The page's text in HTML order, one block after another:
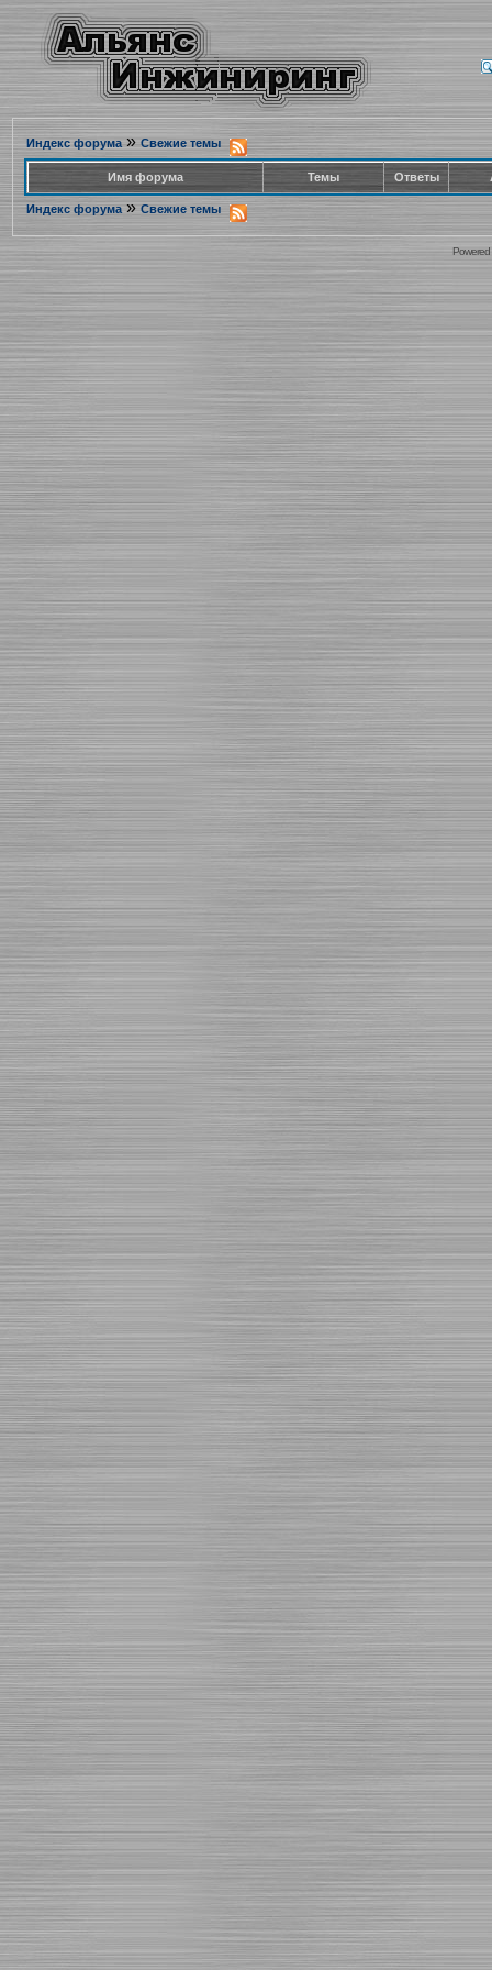
Индекс форума» Свежие темы
Имя форума Темы Ответы
Индекс форума » Свежие темы